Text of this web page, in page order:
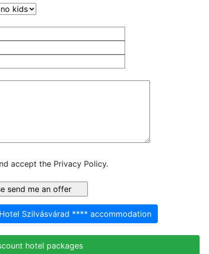
accept the Privacy Policy.
Szilvásvárad **** accommodation
hotel packages